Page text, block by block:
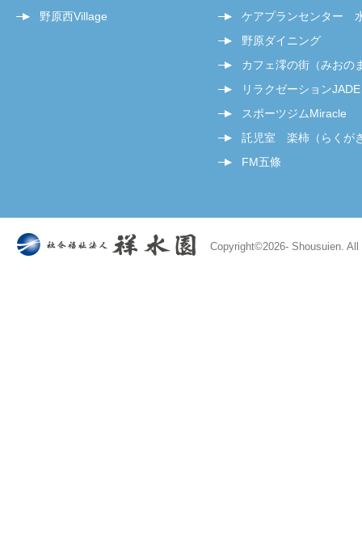
野原西Village
ケアプランセンター
野原ダイニング
カフェ澪の街（みおの
リラクゼーションJADE
スポーツジムMiracle
託児室 楽柿（らくが
FM五條
Copyright©2026- Shousuien.